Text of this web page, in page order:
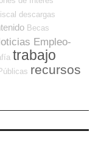
descargas
Becas
Empleo-
trabajo
recursos